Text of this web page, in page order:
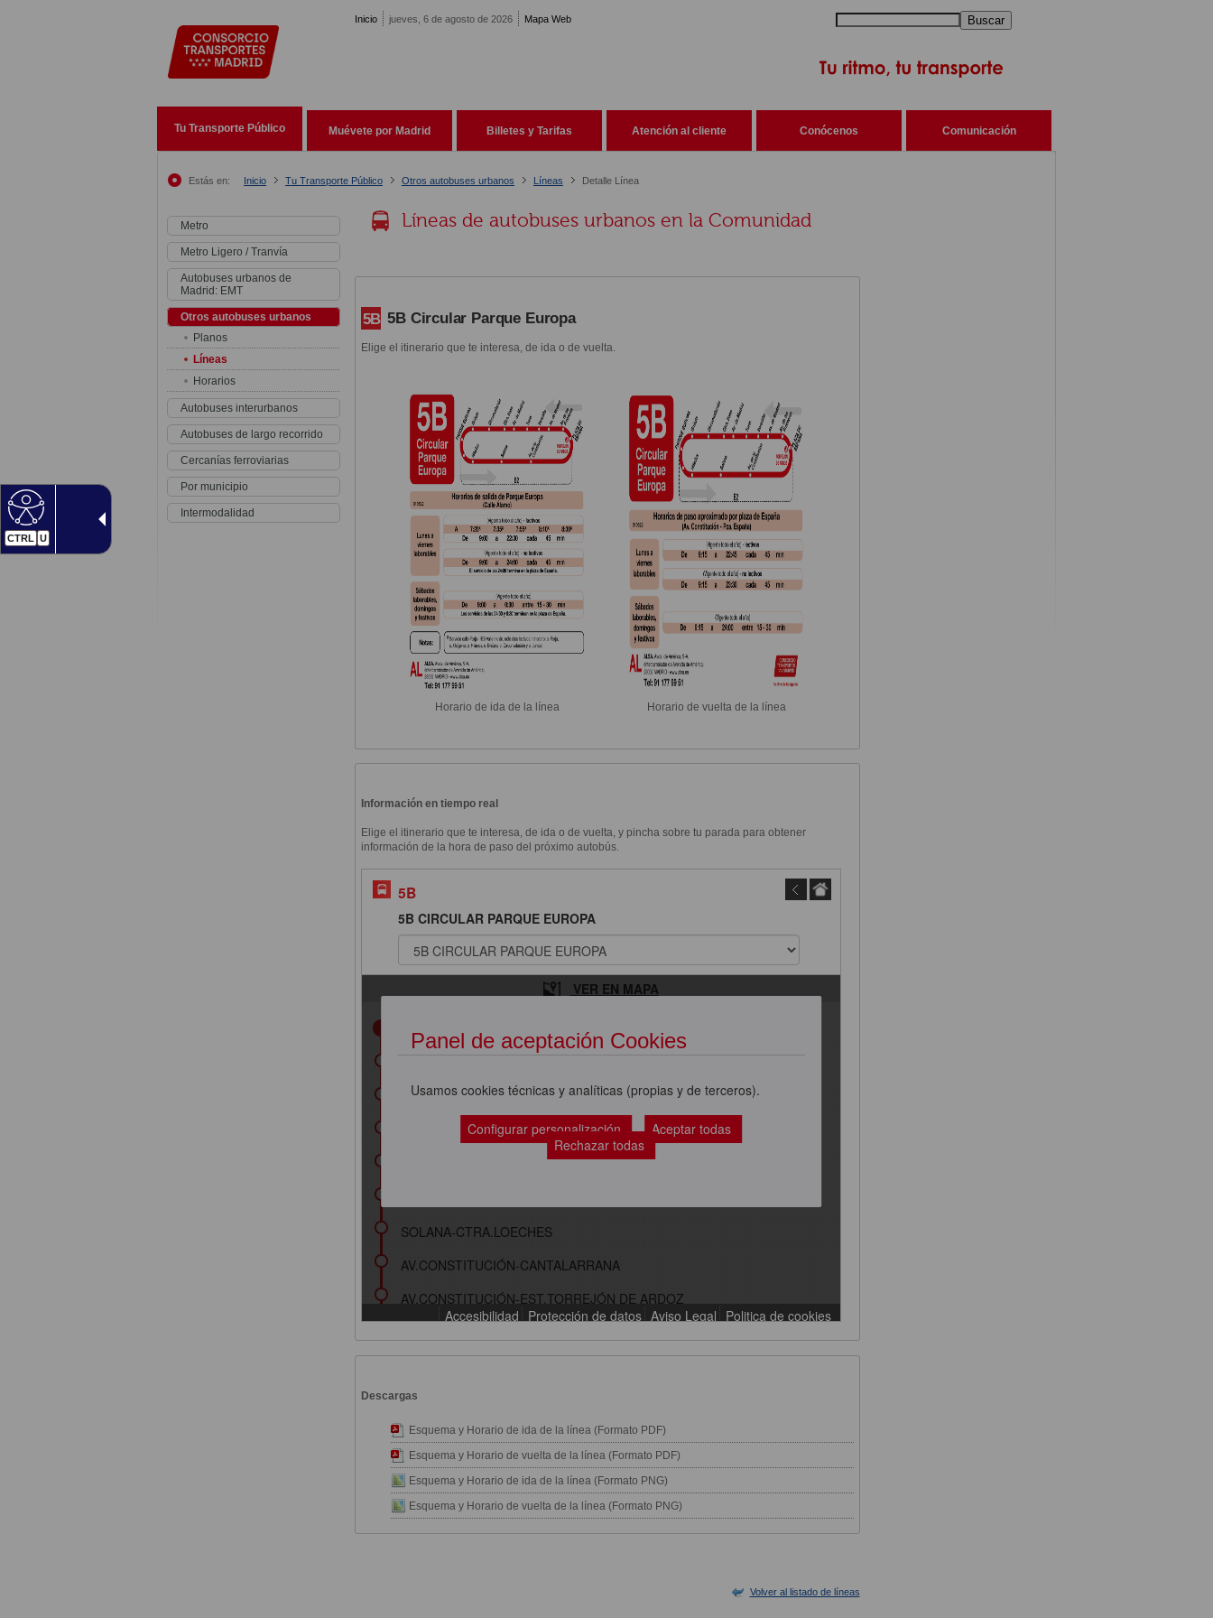
CTRL U
Inicio jueves, 6 de agosto de 2026 Mapa Web Buscar
Tu Transporte Público Muévete por Madrid Billetes y Tarifas Atención al cliente Conócenos Comunicación
Estás en: Inicio Tu Transporte Público Otros autobuses urbanos Líneas Detalle Línea
Metro
Metro Ligero / Tranvía
Autobuses urbanos de
Madrid: EMT
Otros autobuses urbanos
Planos
Líneas
Horarios
Autobuses interurbanos
Autobuses de largo recorrido
Cercanías ferroviarias
Por municipio
Intermodalidad
Líneas de autobuses urbanos en la Comunidad
5B 5B Circular Parque Europa
Elige el itinerario que te interesa, de ida o de vuelta.
Horario de ida de la línea Horario de vuelta de la línea
Información en tiempo real
Elige el itinerario que te interesa, de ida o de vuelta, y pincha sobre tu parada para obtener
información de la hora de paso del próximo autobús.
Descargas
Esquema y Horario de ida de la línea (Formato PDF)
Esquema y Horario de vuelta de la línea (Formato PDF)
Esquema y Horario de ida de la línea (Formato PNG)
Esquema y Horario de vuelta de la línea (Formato PNG)
Volver al listado de líneas